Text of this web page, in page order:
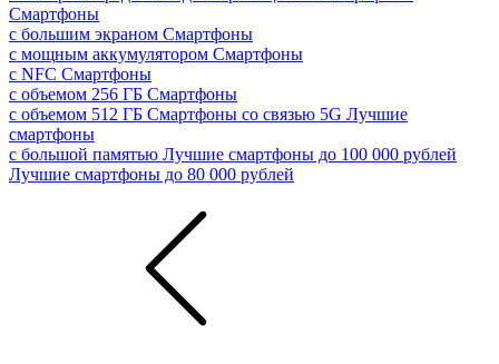
Смартфоны
с большим экраном Смартфоны
с мощным аккумулятором Смартфоны
с NFC Смартфоны
с объемом 256 ГБ Смартфоны
с объемом 512 ГБ Смартфоны со связью 5G Лучшие
смартфоны
с большой памятью Лучшие смартфоны до 100 000 рублей
Лучшие смартфоны до 80 000 рублей